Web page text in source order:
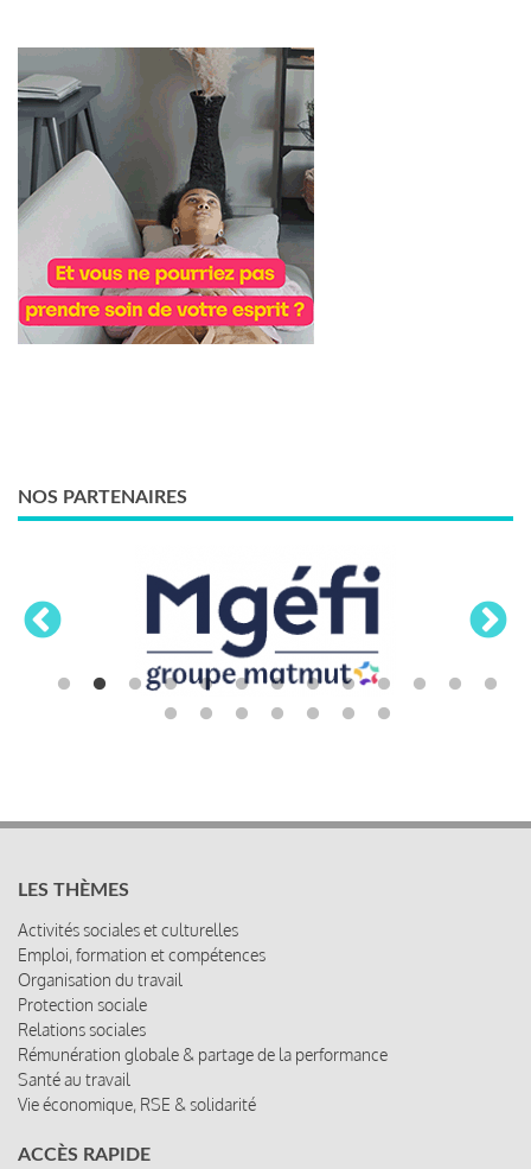
NOS PARTENAIRES
LES THÈMES
Activités sociales et culturelles
Emploi, formation et compétences
Organisation du travail
Protection sociale
Relations sociales
Rémunération globale & partage de la performance
Santé au travail
Vie économique, RSE & solidarité
ACCÈS RAPIDE